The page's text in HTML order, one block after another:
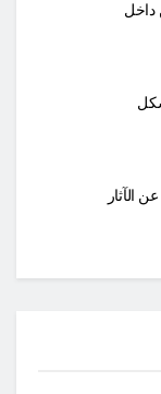
داخل
شكل
الآثار